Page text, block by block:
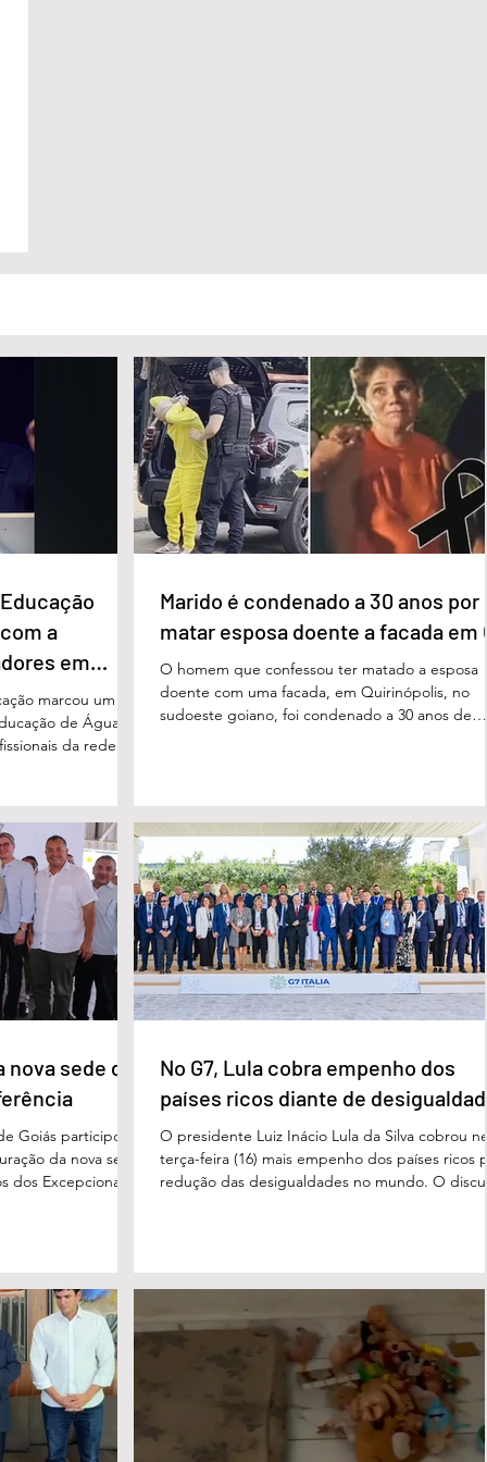
a
em
marcou um
de Águas
da rede
das futuras
municipal
destacou que o
aos
um
Marido é condenado a 30 anos por
matar esposa doente a facada em
O homem que confessou ter matado a esposa
doente com uma facada, em Quirinópolis, no
sudoeste goiano, foi condenado a 30 anos de
Acidente Vascular Cerebral (AVC) e estava em
condição de fragilidade física. De acordo com o
processo, Cléria foi morta com um único golpe
faca no pescoço, enquanto estava no quarto
repousando, desferido pelo
sede da
Goiás participou,
da nova sede
dos Excepcionais,
inclusão, educação
às
estrutura foi
dese
No G7, Lula cobra empenho dos
países ricos diante de
O presidente Luiz Inácio Lula da Silva cobrou
terça-feira (16) mais empenho dos países ricos
redução das desigualdades no mundo. O
entre países ricos e pobres tem aumentado.
desafios se multiplicam, mas a solidariedade
internacional encolhe. A distância que separa a
prosperidade de Évian da realidade